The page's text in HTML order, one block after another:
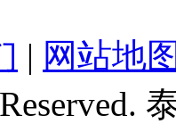
| 网站地